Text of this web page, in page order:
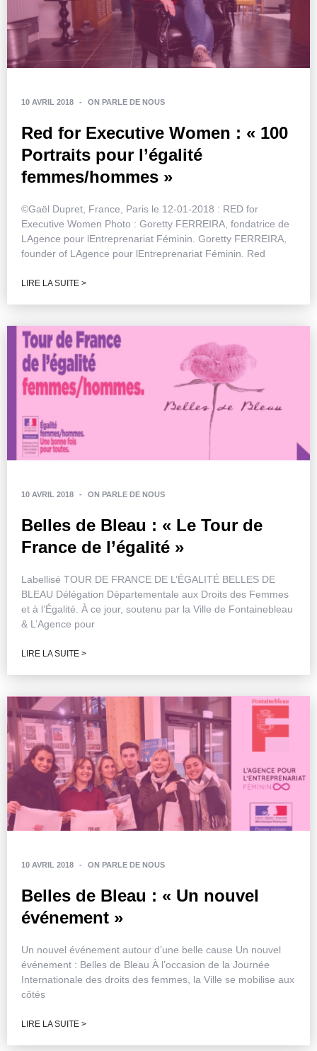
10 AVRIL 2018 - ON PARLE DE NOUS
Red for Executive Women : « 100
Portraits pour l’égalité
femmes/hommes »
©Gaël Dupret, France, Paris le 12-01-2018 : RED for
Executive Women Photo : Goretty FERREIRA, fondatrice de
LAgence pour lEntreprenariat Féminin. Goretty FERREIRA,
founder of LAgence pour lEntreprenariat Féminin. Red
LIRE LA SUITE >
10 AVRIL 2018 - ON PARLE DE NOUS
Belles de Bleau : « Le Tour de
France de l’égalité »
Labellisé TOUR DE FRANCE DE L’ÉGALITÉ BELLES DE
BLEAU Délégation Départementale aux Droits des Femmes
et à l’Égalité. À ce jour, soutenu par la Ville de Fontainebleau
& L’Agence pour
LIRE LA SUITE >
10 AVRIL 2018 - ON PARLE DE NOUS
Belles de Bleau : « Un nouvel
événement »
Un nouvel événement autour d’une belle cause Un nouvel
événement : Belles de Bleau À l’occasion de la Journée
Internationale des droits des femmes, la Ville se mobilise aux
côtés
LIRE LA SUITE >